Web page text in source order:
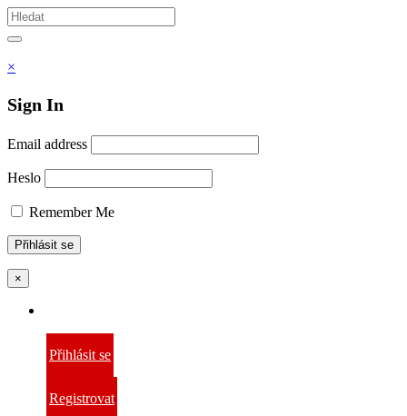
Vyhledávám
Hledat
×
Sign In
Email address
Heslo
Remember Me
×
Přihlásit se
Registrovat